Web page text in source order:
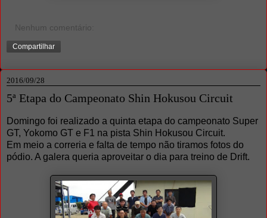
Nenhum comentário:
Compartilhar
2016/09/28
5ª Etapa do Campeonato Shin Hokusou Circuit
Domingo foi realizado a quinta etapa do campeonato Super
GT, Yokomo GT e F1 na pista Shin Hokusou Circuit.
Em meio a correria e falta de tempo não tiramos fotos do
pódio. A galera queria aproveitar o dia para treino de Drift.